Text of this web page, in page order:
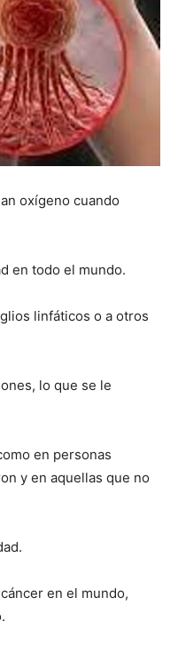
oxígeno cuando
en todo el mundo.
linfáticos o a otros
lo que se le
en personas
y en aquellas que no
en el mundo,